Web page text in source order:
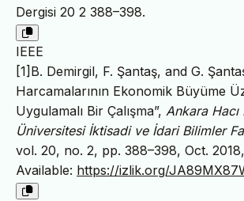
Dergisi 20 2 388–398.
IEEE
[1]B. Demirgil, F. Şantaş, and G.
Harcamalarının Ekonomik Büyüme
Uygulamalı Bir Çalışma”, Ankara
Üniversitesi İktisadi ve İdari Bilimler
vol. 20, no. 2, pp. 388–398, Oct.
Available: https://izlik.org/